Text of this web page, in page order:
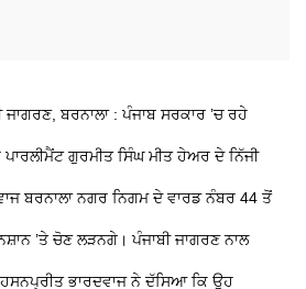
ਬਰਨਾਲਾ : ਪੰਜਾਬ ਸਰਕਾਰ ’ਚ ਰਹੇ
ਗੁਰਮੀਤ ਸਿੰਘ ਮੀਤ ਹੇਅਰ ਦੇ ਨਿੱਜੀ
ਬਰਨਾਲਾ ਨਗਰ ਨਿਗਮ ਦੇ ਵਾਰਡ ਨੰਬਰ 44 ਤੋਂ
’ਤੇ ਚੋਣ ਲੜਨਗੇ। ਪੰਜਾਬੀ ਜਾਗਰਣ ਨਾਲ
ਭਾਰਦਵਾਜ ਨੇ ਦੱਸਿਆ ਕਿ ਉਹ